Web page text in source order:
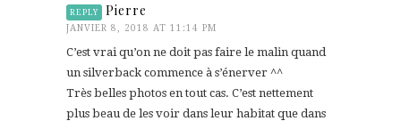
REPLY Pierre
JANVIER 8, 2018 AT 11:14 PM
C’est vrai qu’on ne doit pas faire le malin quand
un silverback commence à s’énerver ^^
Très belles photos en tout cas. C’est nettement
plus beau de les voir dans leur habitat que dans